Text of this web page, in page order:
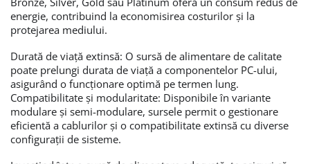
energie, contribuind la economisirea costurilor și la
protejarea mediului.
Durată de viață extinsă: O sursă de alimentare de calitate
poate prelungi durata de viață a componentelor PC-ului,
asigurând o funcționare optimă pe termen lung.
Compatibilitate și modularitate: Disponibile în variante
modulare și semi-modulare, sursele permit o gestionare
eficientă a cablurilor și o compatibilitate extinsă cu diverse
configurații de sisteme.